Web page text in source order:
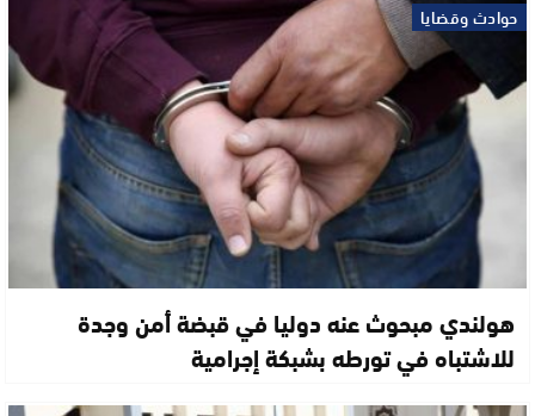
حوادث وقضايا
هولندي مبحوث عنه دوليا في قبضة أمن وجدة
للاشتباه في تورطه بشبكة إجرامية